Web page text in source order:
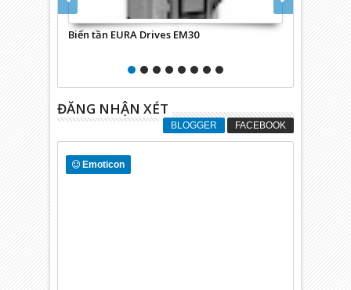
Biến tần EURA Drives EM30
ĐĂNG NHẬN XÉT
BLOGGER FACEBOOK
Emoticon